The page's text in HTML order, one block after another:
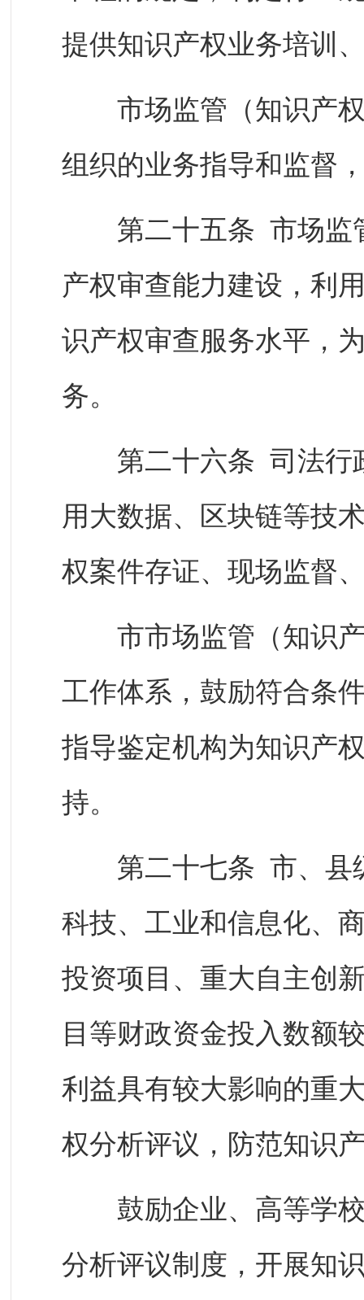
提供知识产权业务培训
市场监管（知识产权
组织的业务指导和监督
第二十五条 市场监
产权审查能力建设，利
识产权审查服务水平，
务。
第二十六条 司法行
用大数据、区块链等技
权案件存证、现场监督
市市场监管（知识产
工作体系，鼓励符合条
指导鉴定机构为知识产
持。
第二十七条 市、县
科技、工业和信息化、
投资项目、重大自主创
目等财政资金投入数额
利益具有较大影响的重
权分析评议，防范知识
鼓励企业、高等学校
分析评议制度，开展知